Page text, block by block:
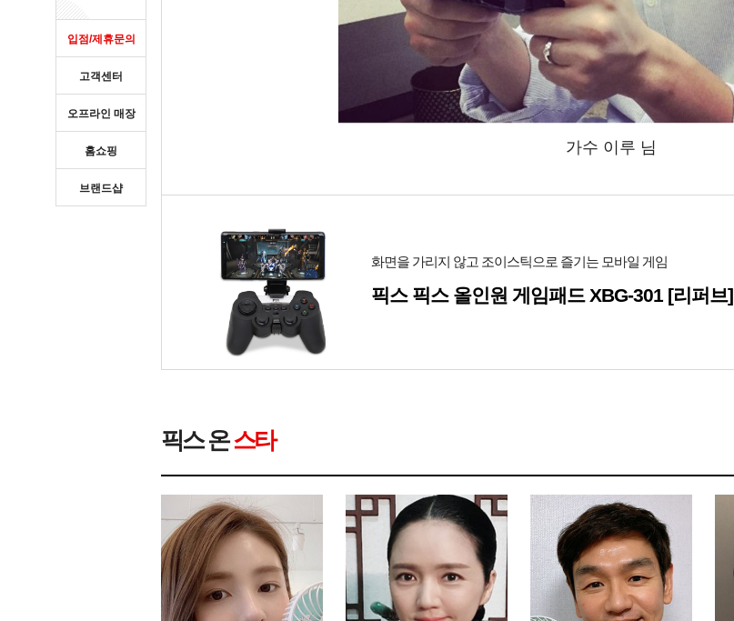
가수 이루 님
화면을 가리지 않고 조이스틱으로 즐기는 모바일 게임
픽스 픽스 올인원 게임패드 XBG-301 [리퍼브]
픽스 온스타
입점/제휴문의
고객센터
오프라인 매장
홈쇼핑
브랜드샵